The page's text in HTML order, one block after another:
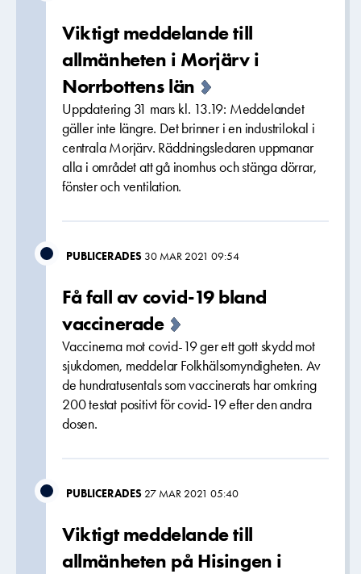
Viktigt meddelande till
allmänheten i Morjärv i
Norrbottens län
Uppdatering 31 mars kl. 13.19: Meddelandet
gäller inte längre. Det brinner i en industrilokal i
centrala Morjärv. Räddningsledaren uppmanar
alla i området att gå inomhus och stänga dörrar,
fönster och ventilation.
PUBLICERADES 30 MAR 2021 09:54
Få fall av covid-19 bland
vaccinerade
Vaccinerna mot covid-19 ger ett gott skydd mot
sjukdomen, meddelar Folkhälsomyndigheten. Av
de hundratusentals som vaccinerats har omkring
200 testat positivt för covid-19 efter den andra
dosen.
PUBLICERADES 27 MAR 2021 05:40
Viktigt meddelande till
allmänheten på Hisingen i